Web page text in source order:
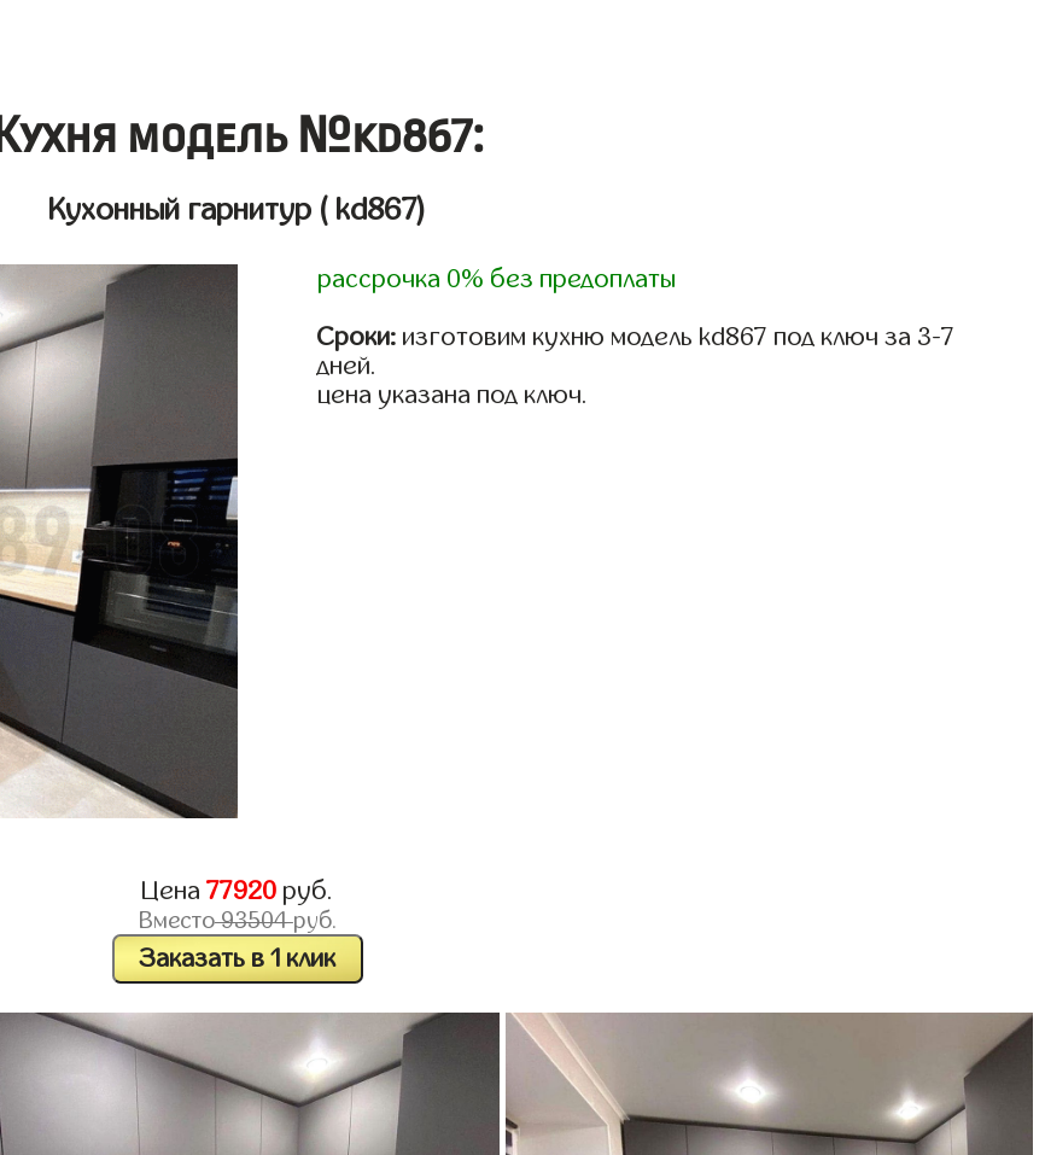
Кухня модель №kd867:
Кухонный гарнитур ( kd867)
рассрочка 0% без предоплаты
Сроки: изготовим кухню модель kd867 под ключ за 3-7
дней.
цена указана под ключ.
Цена77920 руб.
Вместо93504руб.
Заказать в 1 клик